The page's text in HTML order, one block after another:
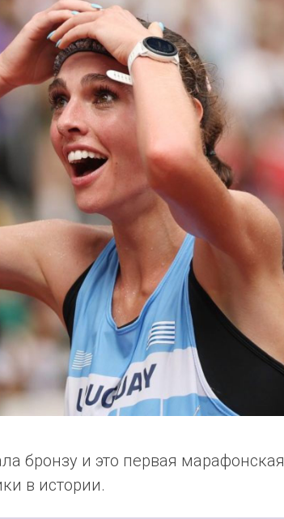
бронзу и это первая марафонская
в истории.